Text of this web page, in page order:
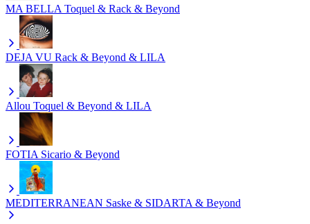
MA BELLA Toquel & Rack & Beyond
DEJA VU Rack & Beyond & LILA
Allou Toquel & Beyond & LILA
FOTIA Sicario & Beyond
MEDITERRANEAN Saske & SIDARTA & Beyond